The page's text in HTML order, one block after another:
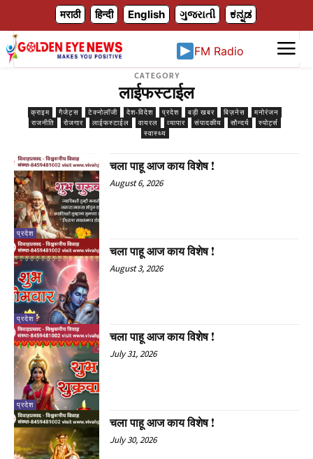
मराठी हिन्दी English ગુજરાતી ಕನ್ನಡ
FM Radio
CATEGORY
लाईफस्टाईल
क्राइम गैजेट्स टेक्नोलॉजी देश-विदेश प्रदेश बड़ी खबर बिज़नेस
मनोरंजन
राजनीति
रोजगार लाईफस्टाईल वायरल व्यापार संपादकीय सौन्दर्य
स्पोर्ट्स
स्वास्थ्य
प्रदेश
चला पाहू आज काय विशेष !
August 6, 2026
प्रदेश
चला पाहू आज काय विशेष !
August 3, 2026
प्रदेश
चला पाहू आज काय विशेष !
July 31, 2026
चला पाहू आज काय विशेष !
July 30, 2026